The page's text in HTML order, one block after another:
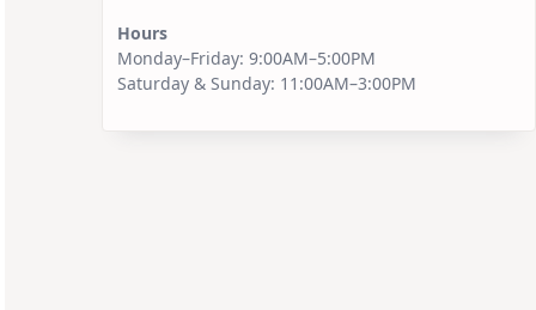
Hours
Monday–Friday: 9:00AM–5:00PM
Saturday & Sunday: 11:00AM–3:00PM